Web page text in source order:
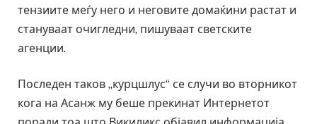
тензиите меѓу него и неговите домаќини растат и
стануваат очигледни, пишуваат светските
агенции.
Последен таков „курцшлус“ се случи во вторникот
кога на Асанж му беше прекинат Интернетот